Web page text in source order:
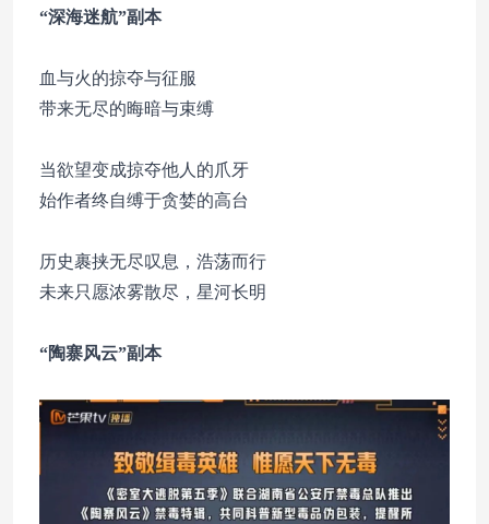
“深海迷航”副本
血与火的掠夺与征服
带来无尽的晦暗与束缚
当欲望变成掠夺他人的爪牙
始作者终自缚于贪婪的高台
历史裹挟无尽叹息，浩荡而行
未来只愿浓雾散尽，星河长明
“陶寨风云”副本